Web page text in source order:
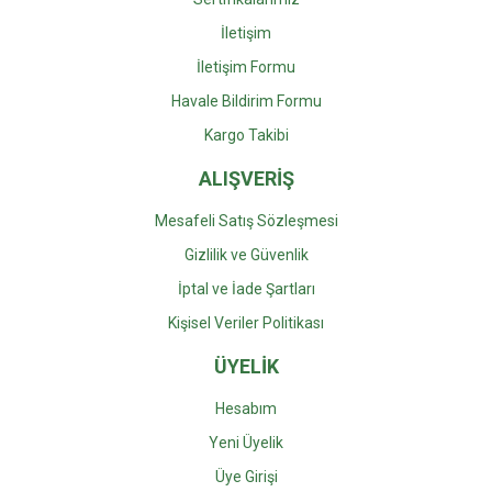
Gönder
İletişim
İletişim Formu
Havale Bildirim Formu
Kargo Takibi
ALIŞVERİŞ
Mesafeli Satış Sözleşmesi
Gizlilik ve Güvenlik
İptal ve İade Şartları
Kişisel Veriler Politikası
ÜYELİK
Hesabım
Yeni Üyelik
Üye Girişi